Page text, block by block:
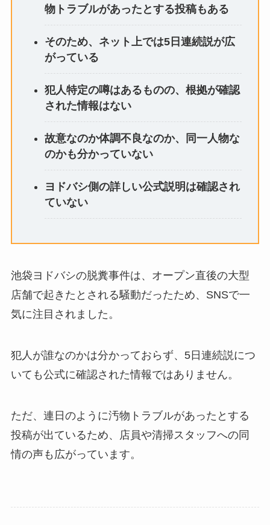
物トラブルがあったとする投稿もある
そのため、ネット上では5日連続説が広
がっている
犯人特定の噂はあるものの、根拠が確認
された情報はない
故意なのか体調不良なのか、同一人物な
のかも分かっていない
ヨドバシ側の詳しい公式説明は確認され
ていない
池袋ヨドバシの脱糞事件は、オープン直後の大型
店舗で起きたとされる騒動だったため、SNSで一
気に注目されました。
犯人が誰なのかは分かっておらず、5日連続説につ
いても公式に確認された情報ではありません。
ただ、連日のように汚物トラブルがあったとする
投稿が出ているため、店員や清掃スタッフへの同
情の声も広がっています。